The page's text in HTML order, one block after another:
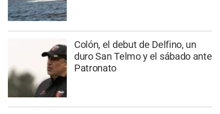
Colón, el debut de Delfino, un
duro San Telmo y el sábado ante
Patronato